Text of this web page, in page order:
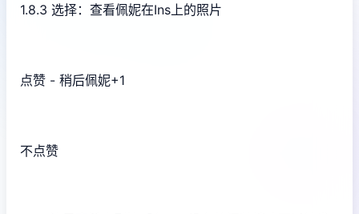
1.8.3 选择：查看佩妮在Ins上的照片
点赞 - 稍后佩妮+1
不点赞